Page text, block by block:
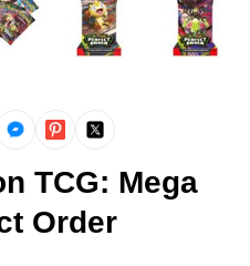
TCG: Mega
Order